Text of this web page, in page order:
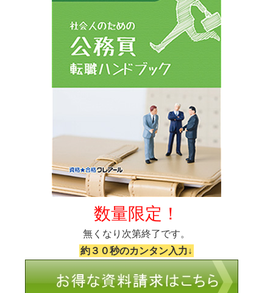
数量限定！
無くなり次第終了です。
約３０秒のカンタン入力↓